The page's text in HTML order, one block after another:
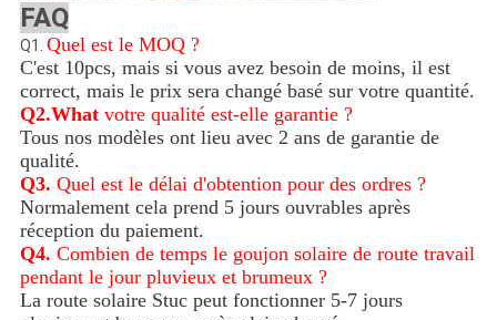
FAQ
Q1. Quel est le MOQ ?
C'est 10pcs, mais si vous avez besoin de moins, il est
correct, mais le prix sera changé basé sur votre quantité.
Q2.Whatvotre qualité est-elle garantie ?
Tous nos modèles ont lieu avec 2 ans de garantie de
qualité.
Q3. Quel est le délai d'obtention pour des ordres ?
Normalement cela prend 5 jours ouvrables après
réception du paiement.
Q4. Combien de temps le goujon solaire de route travail
pendant le jour pluvieux et brumeux ?
La route solaire Stuc peut fonctionner 5-7 jours